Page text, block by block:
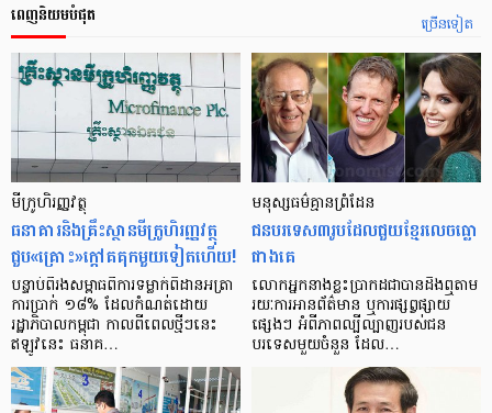
ច្រើនទៀត
ពេញនិយមបំផុត
មីក្រូ​ហិរញ្ញវត្ថុ
ធនាគារ​និង​គ្រឹះស្ថាន​មីក្រូ​ហិរញ្ញវត្ថុ​
ជួប«គ្រោះ»ក្តៅ​គគុក​មួយ​ទៀត​ហើយ!
បន្ទាប់​ពី​រង​សម្ពាធ​​ពី​ការ​ទម្លាក់​ពិដាន​អត្រា​
ការ​ប្រាក់ ១៨​% ដែល​កំណត់​ដោយ​
រដ្ឋាភិបាល​កម្ពុជា កាល​ពី​ពេល​ថ្មីៗ​នេះ
ឥឡូវ​នេះ ធនាគ…
មនុស្ស​ធម៌​គ្មាន​ព្រំដែន
ជន​បរទេស​៣​រូប​ដែល​ជួយ​ខ្មែរ​លេច​ធ្លោ​
ជាង​គេ
លោកអ្នក​នាង​ខ្លះ​ប្រាកដ​ជា​បាន​​ដឹង​ឮ​តាម​
រយៈ​ការ​អាន​ព័ត៌មាន ឬ​ការ​ផ្សព្វផ្សាយ​
ផ្សេងៗ អំពី​ភាព​ល្បីល្បាញ​របស់​ជន​
បរទេស​មួយ​ចំនួន ដែល…